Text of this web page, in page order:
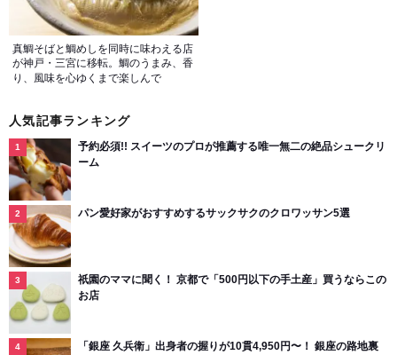
真鯛そばと鯛めしを同時に味わえる店
が神戸・三宮に移転。鯛のうまみ、香
り、風味を心ゆくまで楽しんで
人気記事ランキング
予約必須!! スイーツのプロが推薦する唯一無二の絶品シュークリ
ーム
パン愛好家がおすすめするサックサクのクロワッサン5選
祇園のママに聞く！ 京都で「500円以下の手土産」買うならこの
お店
「銀座 久兵衛」出身者の握りが10貫4,950円〜！ 銀座の路地裏